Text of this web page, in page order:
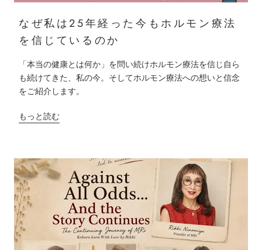
なぜ私は25年経った今もホルモン療法
を信じているのか
「本当の健康とは何か」を問い続けホルモン療法を信じ自ら
も続けてきた、私の今。そしてホルモン療法への想いと信念
をご紹介します。
もっと読む